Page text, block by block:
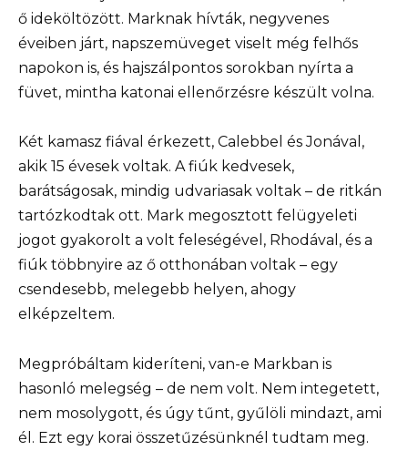
ő ideköltözött. Marknak hívták, negyvenes
éveiben járt, napszemüveget viselt még felhős
napokon is, és hajszálpontos sorokban nyírta a
füvet, mintha katonai ellenőrzésre készült volna.
Két kamasz fiával érkezett, Calebbel és Jonával,
akik 15 évesek voltak. A fiúk kedvesek,
barátságosak, mindig udvariasak voltak – de ritkán
tartózkodtak ott. Mark megosztott felügyeleti
jogot gyakorolt a volt feleségével, Rhodával, és a
fiúk többnyire az ő otthonában voltak – egy
csendesebb, melegebb helyen, ahogy
elképzeltem.
Megpróbáltam kideríteni, van-e Markban is
hasonló melegség – de nem volt. Nem integetett,
nem mosolygott, és úgy tűnt, gyűlöli mindazt, ami
él. Ezt egy korai összetűzésünknél tudtam meg.